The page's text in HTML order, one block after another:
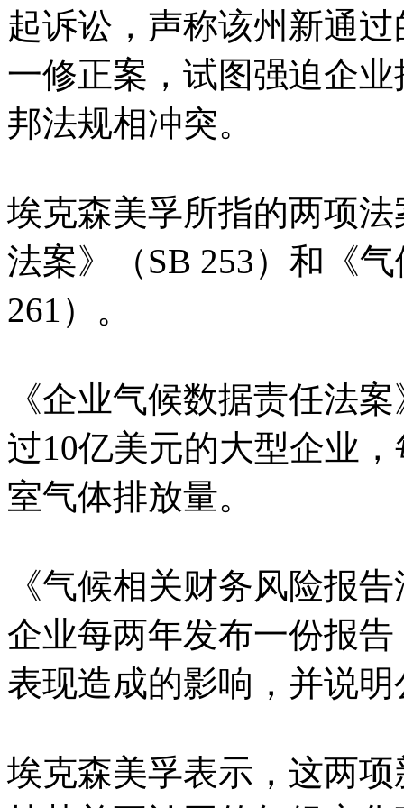
起诉讼，声称该州新通
一修正案，试图强迫企
邦法规相冲突。
埃克森美孚所指的两项
法案》（SB 253）和《
261）。
《企业气候数据责任法
过10亿美元的大型企业
室气体排放量。
《气候相关财务风险报
企业每两年发布一份报
表现造成的影响，并说
埃克森美孚表示，这两